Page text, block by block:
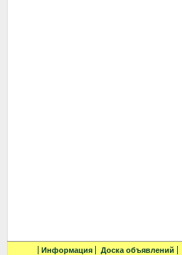
Информация Доска объявлений